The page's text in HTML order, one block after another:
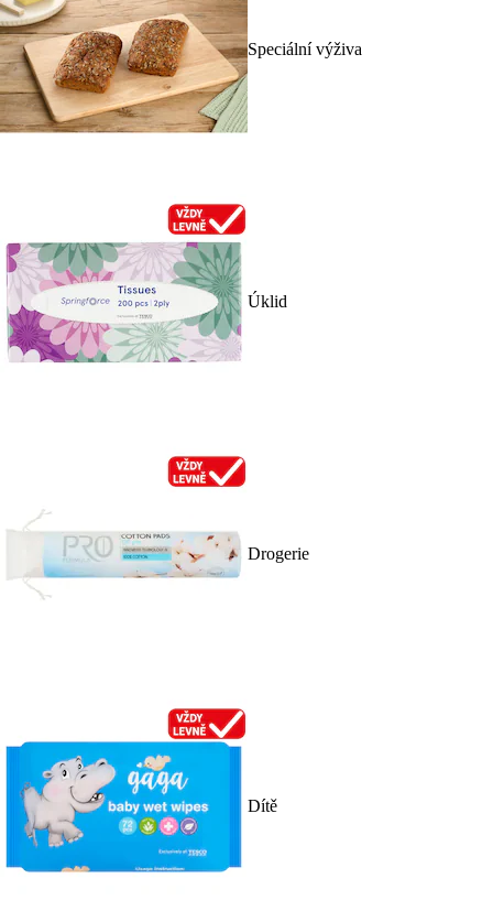
Speciální výživa
Úklid
Drogerie
Dítě